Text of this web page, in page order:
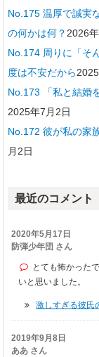
No.175 温厚で誠実
の何かは何？ 2026
No.174 周りに「そ
度は不安だから
No.173 「私と結婚
2025年7月2日
No.172 彼が私の家
月2日
最近のコメント
2020年5月17日
防弾少年団 さん
とても怖かった
いと思いました。
激しすぎる彼氏
2019年9月8日
ああ さん